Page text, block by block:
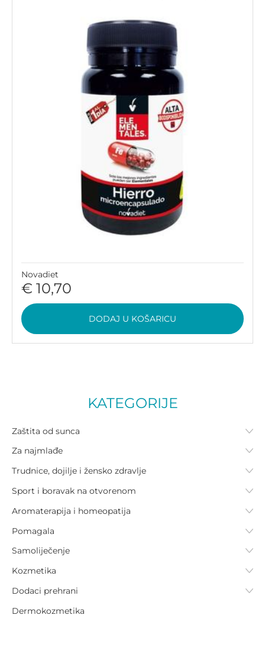
Novadiet
€ 10,70
DODAJ U KOŠARICU
KATEGORIJE
Zaštita od sunca
Za najmlađe
Trudnice, dojilje i žensko zdravlje
Sport i boravak na otvorenom
Aromaterapija i homeopatija
Pomagala
Samoliječenje
Kozmetika
Dodaci prehrani
Dermokozmetika